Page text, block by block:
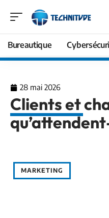
Bureautique
28 mai 2026
Clients et
MARKETING